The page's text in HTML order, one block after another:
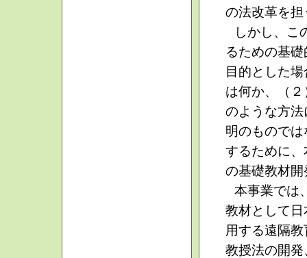
の法改革を
しかし、こ
るための基
目的とした
は何か、（
のような方
明のもので
するために
の基礎教材
本事業では
教材として
用する遠隔
教授法の開